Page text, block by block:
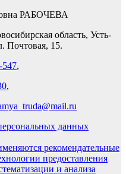
РАБОЧЕВА
область, Усть-
Почтовая, 15.
547,
,
данных
рекомендательные
предоставления
и анализа